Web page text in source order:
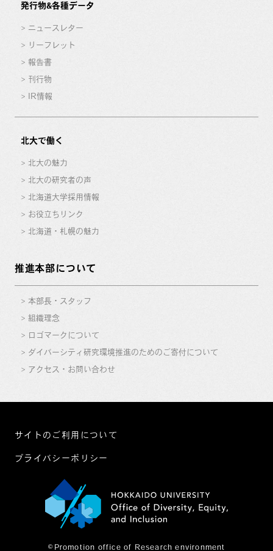
発行物&各種データ
ニュースレター
リーフレット
報告書
刊行物
IR情報
北大で働く
北大の魅力
北大の研究者の声
北海道大学採用情報
お役立ちリンク
北海道・札幌の魅力
推進本部について
本部長・スタッフ
組織理念
ロゴマークについて
ダイバーシティ研究環境推進のためのご寄付について
アクセス・お問い合わせ
サイトのご利用について
プライバシーポリシー
©Promotion office of Research environment